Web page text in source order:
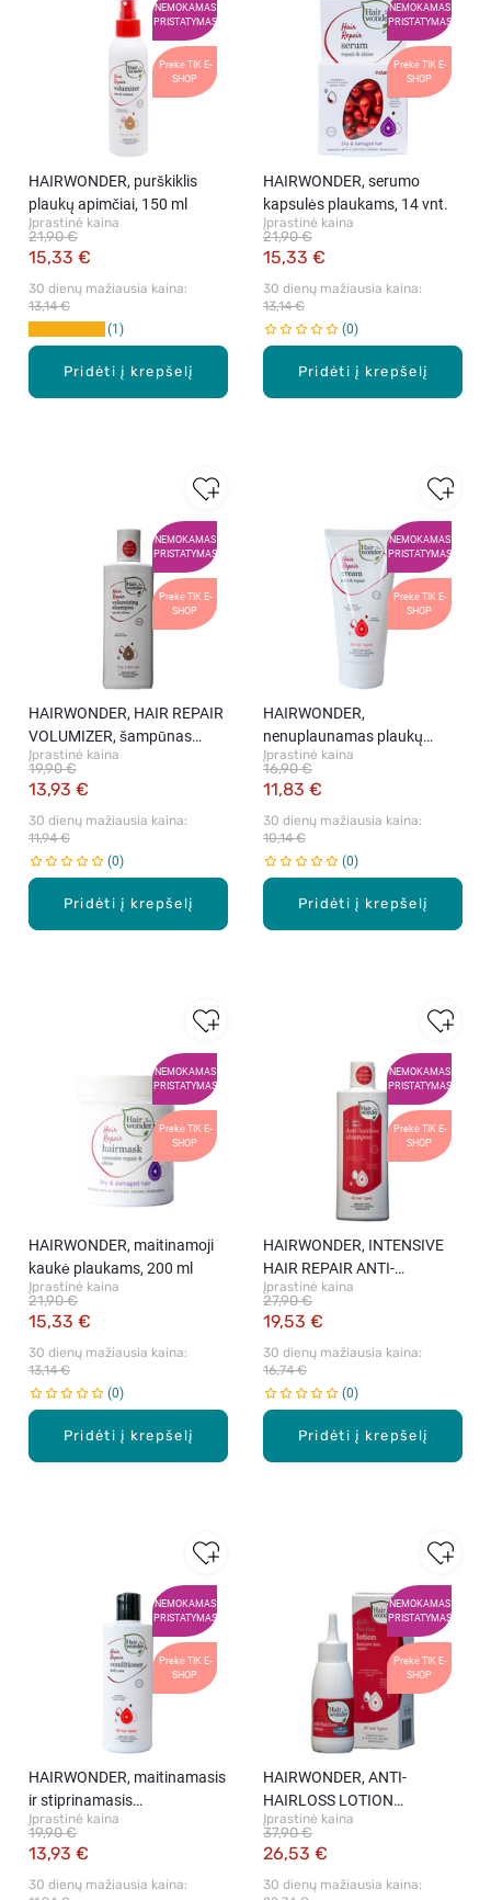
NEMOKAMAS
PRISTATYMAS
Prekė TIK E-
SHOP
Pridėti į krepšelį
HAIRWONDER, purškiklis
plaukų apimčiai, 150 ml
Įprastinė kaina
15,33 €
21,90 €
30 dienų mažiausia kaina:
13,14 €
1
NEMOKAMAS
PRISTATYMAS
Prekė TIK E-
SHOP
Pridėti į krepšelį
HAIRWONDER, serumo
kapsulės plaukams, 14 vnt.
Įprastinė kaina
15,33 €
21,90 €
30 dienų mažiausia kaina:
13,14 €
0
NEMOKAMAS
PRISTATYMAS
Prekė TIK E-
SHOP
Pridėti į krepšelį
HAIRWONDER, HAIR REPAIR
VOLUMIZER, šampūnas
plaukų apimčiai, 200 ml.
Įprastinė kaina
13,93 €
19,90 €
30 dienų mažiausia kaina:
11,94 €
0
NEMOKAMAS
PRISTATYMAS
Prekė TIK E-
SHOP
Pridėti į krepšelį
HAIRWONDER,
nenuplaunamas plaukų
kremas, 100 ml
Įprastinė kaina
11,83 €
16,90 €
30 dienų mažiausia kaina:
10,14 €
0
NEMOKAMAS
PRISTATYMAS
Prekė TIK E-
SHOP
Pridėti į krepšelį
HAIRWONDER, maitinamoji
kaukė plaukams, 200 ml
Įprastinė kaina
15,33 €
21,90 €
30 dienų mažiausia kaina:
13,14 €
0
NEMOKAMAS
PRISTATYMAS
Prekė TIK E-
SHOP
Pridėti į krepšelį
HAIRWONDER, INTENSIVE
HAIR REPAIR ANTI-
HAIRLOSS, šampūnas
slenkantiems plaukams, 200
Įprastinė kaina
19,53 €
27,90 €
30 dienų mažiausia kaina:
16,74 €
0
NEMOKAMAS
PRISTATYMAS
Prekė TIK E-
SHOP
HAIRWONDER, maitinamasis
ir stiprinamasis
kondicionierius, 200 ml
Įprastinė kaina
13,93 €
19,90 €
30 dienų mažiausia kaina:
NEMOKAMAS
PRISTATYMAS
Prekė TIK E-
SHOP
HAIRWONDER, ANTI-
HAIRLOSS LOTION
LIPOSOMES, losjonas
slenkantiems plaukams, 75
Įprastinė kaina
26,53 €
37,90 €
30 dienų mažiausia kaina: